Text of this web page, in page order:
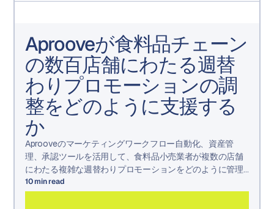
Aprooveが食料品チェーン
の数百店舗にわたる週替
わりプロモーションの調
整をどのように支援する
か
Aprooveのマーケティングワークフロー自動化、資産管
理、承認ツールを活用して、食料品小売業者が複数の店舗
にわたる複雑な週替わりプロモーションをどのように管理
しているかをご覧ください。
10min read